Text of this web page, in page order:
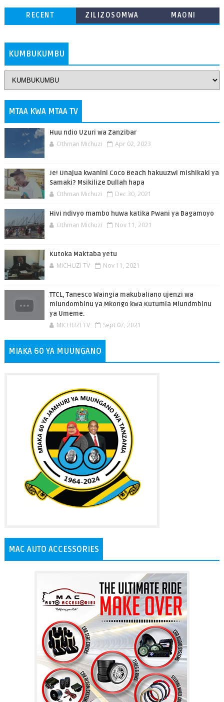
RECENT
ZILIZOSOMWA
MAONI
KUMBUKUMBU
MTAA KWA MTAA TV
Huu ndio Uzuri wa Zanzibar
Othman Michuzi Apr 02, 2023
Je! Unajua kwanini Coco Beach hakuuzwi mishikaki ya
Samaki? Msikilize Dullah hapa
Othman Michuzi Dec 30, 2021
Hivi ndivyo mambo huwa katika Pwani ya Bagamoyo
Othman Michuzi Nov 11, 2021
Kutoka Maktaba yetu
MICHUZI TV Nov 11, 2021
TTCL, Tanesco Waingia makubaliano ujenzi wa
miundombinu ya Mkongo kwa Kutumia Miundmbinu
ya Umeme.
MICHUZI TV Sept 07, 2021
MIAKA 60 YA MUUNGANO
MAC AUTO ACCESSORIES